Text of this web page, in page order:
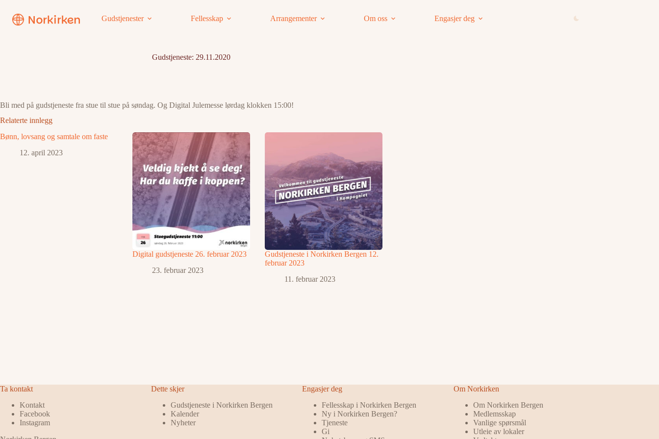
innholdet
Gudstjenester Fellesskap Arrangementer Om oss Engasjer deg
Gudstjeneste: 29.11.2020
Bli med på gudstjeneste fra stue til stue på søndag. Og Digital Julemesse lørdag klokken 15:00!
Relaterte innlegg
Bønn, lovsang og samtale om faste
12. april 2023
Digital gudstjeneste 26. februar 2023
23. februar 2023
Gudstjeneste i Norkirken Bergen 12.
februar 2023
11. februar 2023
Ta kontakt
Kontakt
Facebook
Instagram
Dette skjer
Gudstjeneste i Norkirken Bergen
Kalender
Nyheter
Engasjer deg
Fellesskap i Norkirken Bergen
Ny i Norkirken Bergen?
Tjeneste
Gi
Om Norkirken
Om Norkirken Bergen
Medlemsskap
Vanlige spørsmål
Utleie av lokaler